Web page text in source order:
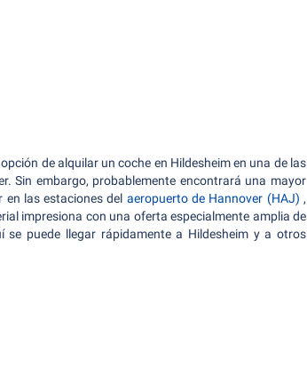
de alquilar un coche en Hildesheim en una de las
Sin embargo, probablemente encontrará una mayor
en las estaciones del aeropuerto de Hannover (HAJ) ,
impresiona con una oferta especialmente amplia de
se puede llegar rápidamente a Hildesheim y a otros